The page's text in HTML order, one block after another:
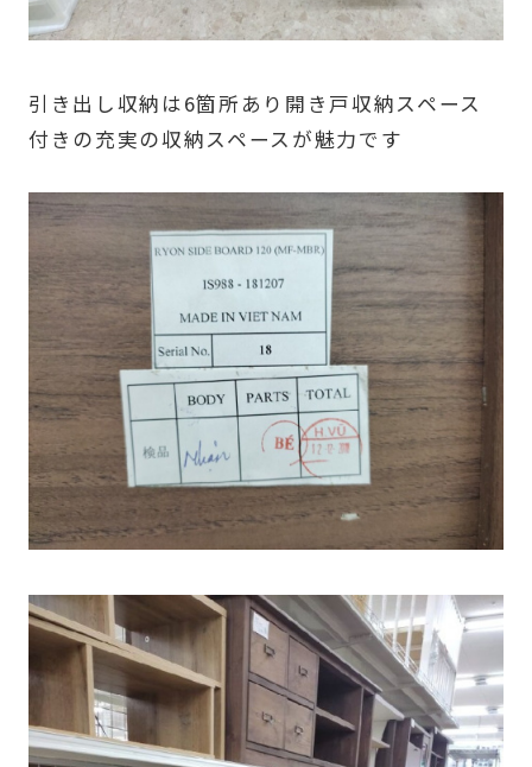
引き出し収納は6箇所あり開き戸収納スペース
付きの充実の収納スペースが魅力です